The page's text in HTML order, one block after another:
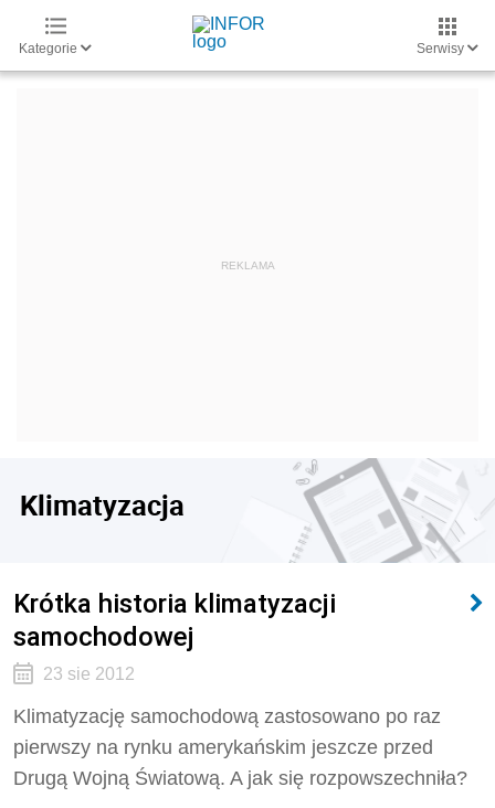
Kategorie Serwisy
Klimatyzacja
Krótka historia klimatyzacji
samochodowej
23 sie 2012
Klimatyzację samochodową zastosowano po raz
pierwszy na rynku amerykańskim jeszcze przed
Drugą Wojną Światową. A jak się rozpowszechniła?